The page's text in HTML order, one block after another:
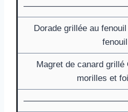
Dorade grillée au
fenouil
Magret de canard grillé
morilles et